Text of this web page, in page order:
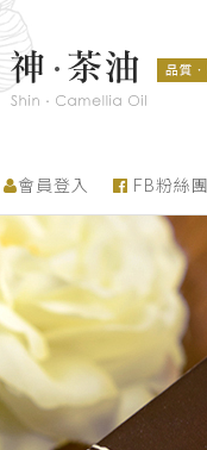
會員登入 FB粉絲團